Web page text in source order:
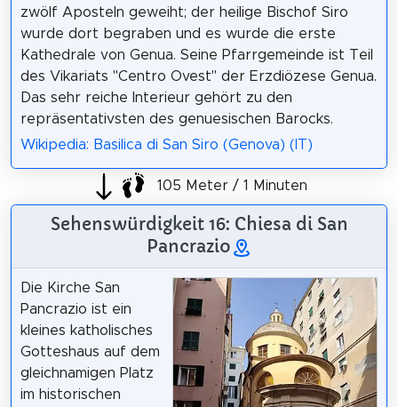
zwölf Aposteln geweiht; der heilige Bischof Siro
wurde dort begraben und es wurde die erste
Kathedrale von Genua. Seine Pfarrgemeinde ist Teil
des Vikariats "Centro Ovest" der Erzdiözese Genua.
Das sehr reiche Interieur gehört zu den
repräsentativsten des genuesischen Barocks.
Wikipedia: Basilica di San Siro (Genova) (IT)
105 Meter / 1 Minuten
Sehenswürdigkeit 16: Chiesa di San
Pancrazio
Die Kirche San
Pancrazio ist ein
kleines katholisches
Gotteshaus auf dem
gleichnamigen Platz
im historischen